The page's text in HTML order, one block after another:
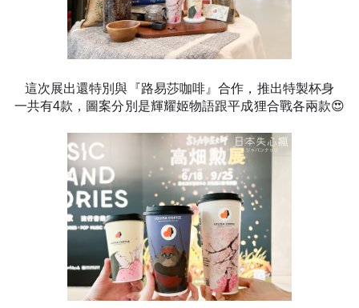
這次展出還特別與『路易莎咖啡』合作，推出特製杯身
一共有4款，圖案分別是輝耀姬物語跟平成狸合戰各兩款😍